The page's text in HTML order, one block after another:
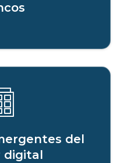
del
digital